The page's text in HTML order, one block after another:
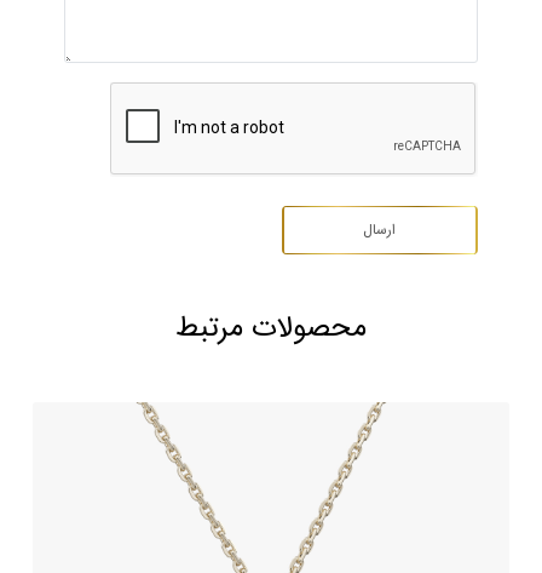
محصولات مرتبط
آویز طلا طرح لویی ویتون